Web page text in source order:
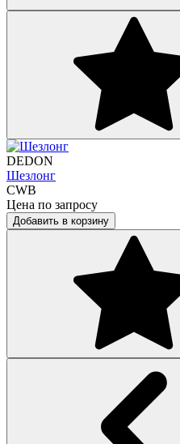
DEDON
Шезлонг
CWB
Цена по запросу
Добавить в корзину